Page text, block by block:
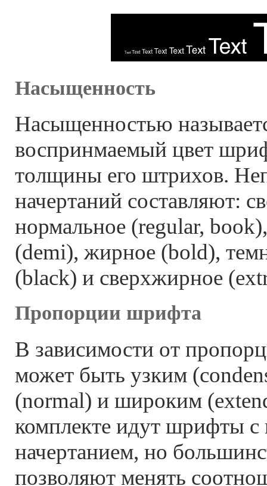
Насыщенность
Насыщенностью
воспринмаемый цвет
толщины его штрихов.
начертаний составляют:
нормальное (regular,
(demi), жирное (bold),
(black) и сверхжирное
Пропорции шрифта
В зависимости от
может быть узким
(normal) и широким
комплекте идут шрифты
начертанием, но
позволяют менять